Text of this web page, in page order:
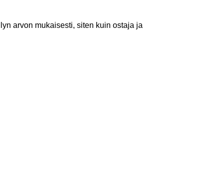
arvon mukaisesti, siten kuin ostaja ja